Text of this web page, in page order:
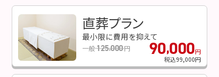
直葬プラン
最小限に費用を抑えて
一般125,000円 90,000円
税込99,000円